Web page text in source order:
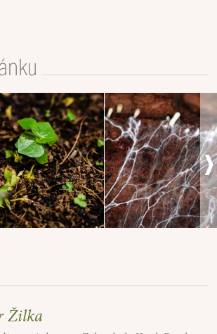
›
Žilka